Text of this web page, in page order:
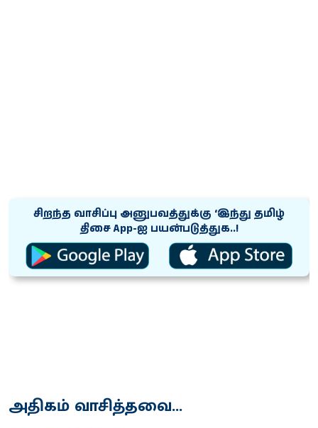
சிறந்த வாசிப்பு அனுபவத்துக்கு ‘இந்து தமிழ்
திசை App-ஐ பயன்படுத்துக..!
அதிகம் வாசித்தவை...